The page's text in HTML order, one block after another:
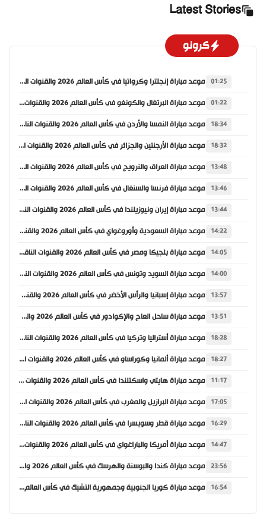
Latest Stories
كرونو
01:25 موعد مباراة إنجلترا وكرواتيا في كأس العالم 2026 والقنوات الناقلة
01:22 موعد مباراة البرتغال والكونغو في كأس العالم 2026 والقنوات الناقلة
18:34 موعد مباراة النمسا والأردن في كأس العالم 2026 والقنوات الناقلة
18:32 موعد مباراة الأرجنتين والجزائر في كأس العالم 2026 والقنوات الناقلة
13:48 موعد مباراة العراق والنرويج في كأس العالم 2026 والقنوات الناقلة
13:46 موعد مباراة فرنسا والسنغال في كأس العالم 2026 والقنوات الناقلة
13:44 موعد مباراة إيران ونيوزيلندا في كأس العالم 2026 والقنوات الناقلة
14:22 موعد مباراة السعودية وأوروغواي في كأس العالم 2026 والقنوات الناقلة
14:05 موعد مباراة بلجيكا ومصر في كأس العالم 2026 والقنوات الناقلة
14:00 موعد مباراة السويد وتونس في كأس العالم 2026 والقنوات الناقلة
13:57 موعد مباراة إسبانيا والرأس الأخضر في كأس العالم 2026 والقنوات الناقلة
13:51 موعد مباراة ساحل العاج والإكوادور في كأس العالم 2026 والقنوات الناقلة
18:28 موعد مباراة أستراليا وتركيا في كأس العالم 2026 والقنوات الناقلة
18:27 موعد مباراة ألمانيا وكوراساو في كأس العالم 2026 والقنوات الناقلة
11:17 موعد مباراة هايتي واسكتلندا في كأس العالم 2026 والقنوات الناقلة
17:05 موعد مباراة البرازيل والمغرب في كأس العالم 2026 والقنوات الناقلة
16:29 موعد مباراة قطر وسويسرا في كأس العالم 2026 والقنوات الناقلة
14:47 موعد مباراة أمريكا والباراغواي في كأس العالم 2026 والقنوات الناقلة
23:56 موعد مباراة كندا والبوسنة والهرسك في كأس العالم 2026 والقنوات الناقلة
16:54 موعد مباراة كوريا الجنوبية وجمهورية التشيك في كأس العالم 2026 والقنوات الناقلة